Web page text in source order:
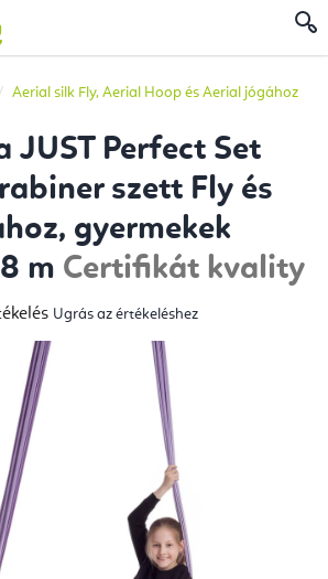
Aerial silk Fly, Aerial Hoop és Aerial jógához
JUST Perfect Set
szett Fly és
gyermekek
m Certifikát kvality
Ugrás az értékeléshez